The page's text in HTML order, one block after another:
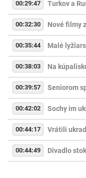
00:29:47 Turkov a
00:32:30 Nové filmy
00:35:44 Malé
00:38:03 Na
00:39:57 Seniorom
00:42:02 Sochy im
00:44:17 Vrátili
00:44:49 Divadlo